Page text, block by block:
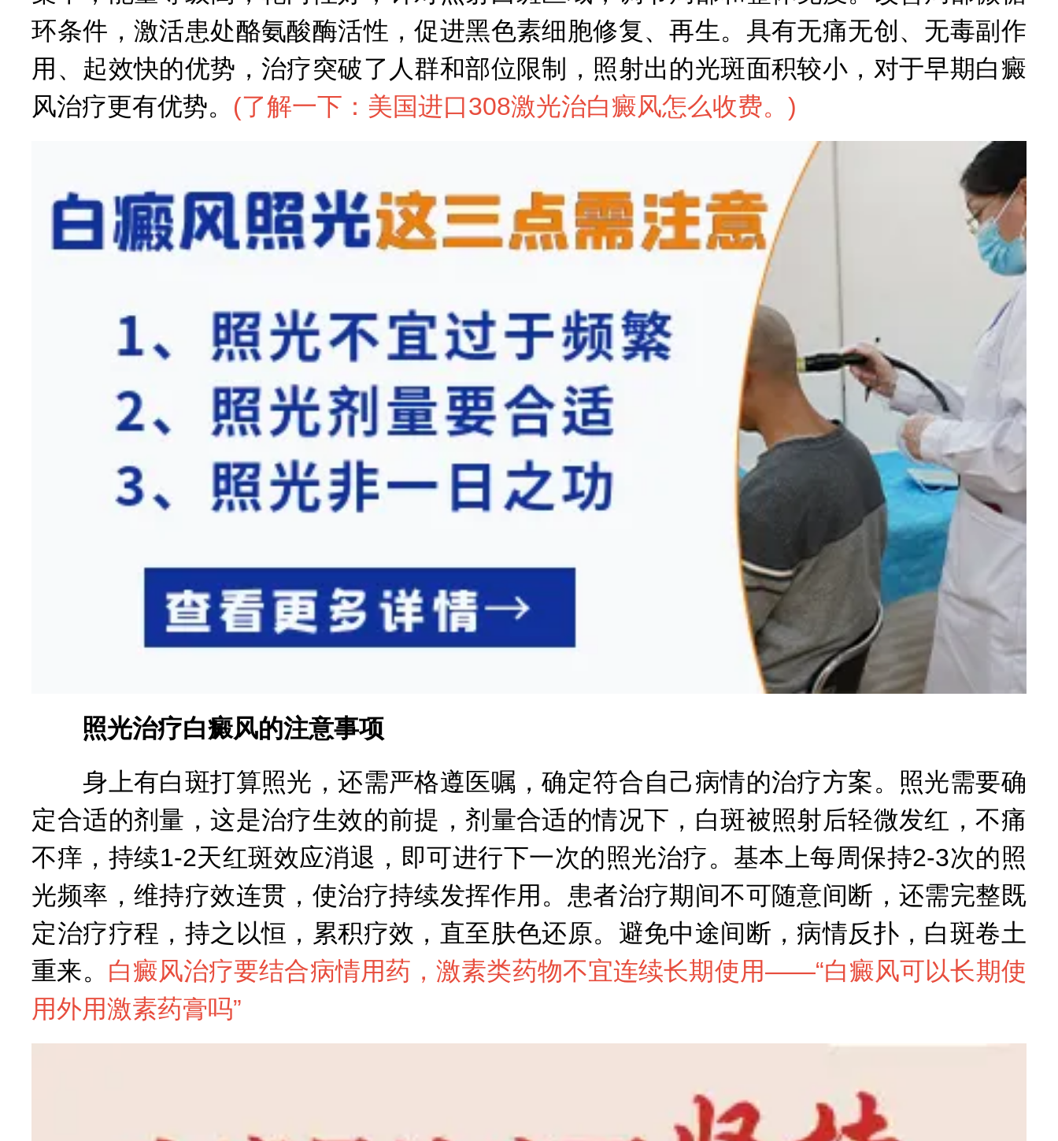
环条件，激活患处酪氨酸酶活性，促进黑色素细胞修复、再生。具有无痛无创、无毒副作
用、起效快的优势，治疗突破了人群和部位限制，照射出的光斑面积较小，对于早期白癜
风治疗更有优势。 (了解一下：美国进口308激光治白癜风怎么收费。)
照光治疗白癜风的注意事项
身上有白斑打算照光，还需严格遵医嘱，确定符合自己病情的治疗方案。照光需要确
定合适的剂量，这是治疗生效的前提，剂量合适的情况下，白斑被照射后轻微发红，不痛
不痒，持续1-2天红斑效应消退，即可进行下一次的照光治疗。基本上每周保持2-3次的照
光频率，维持疗效连贯，使治疗持续发挥作用。患者治疗期间不可随意间断，还需完整既
定治疗疗程，持之以恒，累积疗效，直至肤色还原。避免中途间断，病情反扑，白斑卷土
重来。 白癜风治疗要结合病情用药，激素类药物不宜连续长期使用——“白癜风可以长期使
用外用激素药膏吗”